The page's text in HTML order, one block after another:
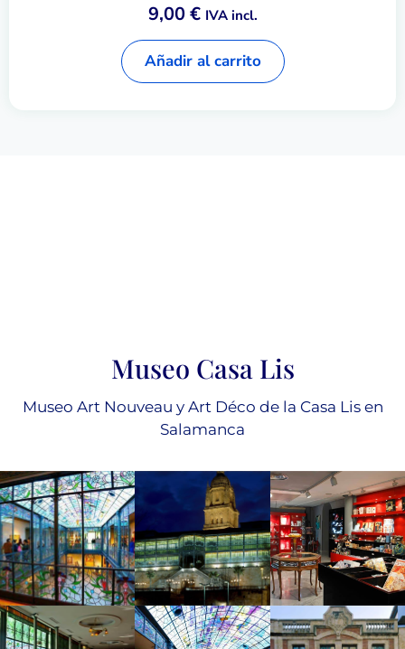
9,00€ IVA incl.
Añadir al carrito
Museo Casa Lis
Museo Art Nouveau y Art Déco de la Casa Lis en
Salamanca